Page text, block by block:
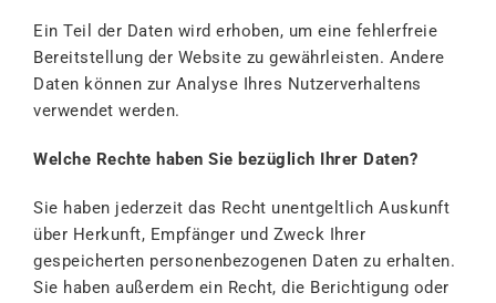
Ein Teil der Daten wird erhoben, um eine fehlerfreie
Bereitstellung der Website zu gewährleisten. Andere
Daten können zur Analyse Ihres Nutzerverhaltens
verwendet werden.
Welche Rechte haben Sie bezüglich Ihrer Daten?
Sie haben jederzeit das Recht unentgeltlich Auskunft
über Herkunft, Empfänger und Zweck Ihrer
gespeicherten personenbezogenen Daten zu erhalten.
Sie haben außerdem ein Recht, die Berichtigung oder